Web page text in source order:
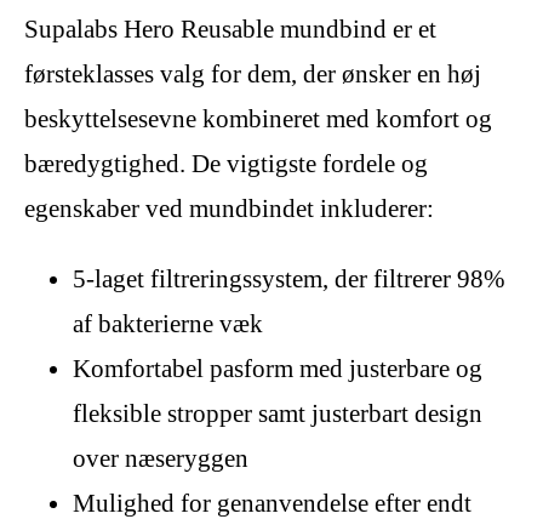
Supalabs Hero Reusable mundbind er et
førsteklasses valg for dem, der ønsker en høj
beskyttelsesevne kombineret med komfort og
bæredygtighed. De vigtigste fordele og
egenskaber ved mundbindet inkluderer:
5-laget filtreringssystem, der filtrerer 98%
af bakterierne væk
Komfortabel pasform med justerbare og
fleksible stropper samt justerbart design
over næseryggen
Mulighed for genanvendelse efter endt